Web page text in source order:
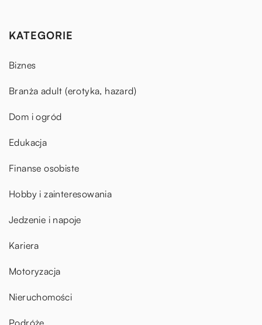
KATEGORIE
Biznes
Branża adult (erotyka, hazard)
Dom i ogród
Edukacja
Finanse osobiste
Hobby i zainteresowania
Jedzenie i napoje
Kariera
Motoryzacja
Nieruchomości